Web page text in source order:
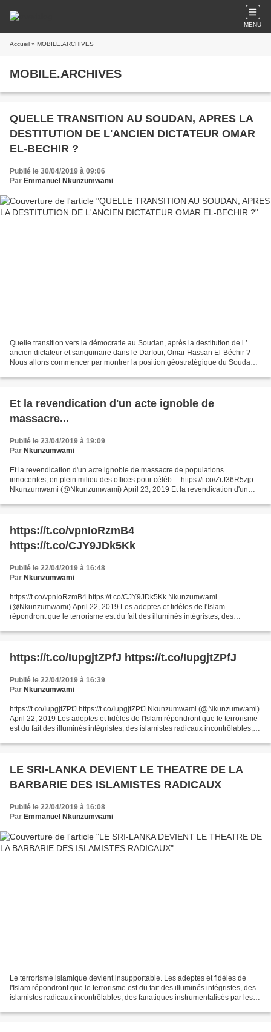
MENU
Accueil » MOBILE.ARCHIVES
MOBILE.ARCHIVES
QUELLE TRANSITION AU SOUDAN, APRES LA
DESTITUTION DE L'ANCIEN DICTATEUR OMAR
EL-BECHIR ?
Publié le 30/04/2019 à 09:06
Par Emmanuel Nkunzumwami
Quelle transition vers la démocratie au Soudan, après la destitution de l ’
ancien dictateur et sanguinaire dans le Darfour, Omar Hassan El-Béchir ?
Nous allons commencer par montrer la position géostratégique du Soudan
Et la revendication d'un acte ignoble de
massacre...
Publié le 23/04/2019 à 19:09
Par Nkunzumwami
Et la revendication d'un acte ignoble de massacre de populations
innocentes, en plein milieu des offices pour céléb… https://t.co/ZrJ36R5zjp
Nkunzumwami (@Nkunzumwami) April 23, 2019 Et la revendication d'un
https://t.co/vpnIoRzmB4
https://t.co/CJY9JDk5Kk
Publié le 22/04/2019 à 16:48
Par Nkunzumwami
https://t.co/vpnIoRzmB4 https://t.co/CJY9JDk5Kk Nkunzumwami
(@Nkunzumwami) April 22, 2019 Les adeptes et fidèles de l'Islam
répondront que le terrorisme est du fait des illuminés intégristes, des
https://t.co/IupgjtZPfJ https://t.co/IupgjtZPfJ
Publié le 22/04/2019 à 16:39
Par Nkunzumwami
https://t.co/IupgjtZPfJ https://t.co/IupgjtZPfJ Nkunzumwami (@Nkunzumwami)
April 22, 2019 Les adeptes et fidèles de l'Islam répondront que le terrorisme
est du fait des illuminés intégristes, des islamistes radicaux incontrôlables,
LE SRI-LANKA DEVIENT LE THEATRE DE LA
BARBARIE DES ISLAMISTES RADICAUX
Publié le 22/04/2019 à 16:08
Par Emmanuel Nkunzumwami
Le terrorisme islamique devient insupportable. Les adeptes et fidèles de
l'Islam répondront que le terrorisme est du fait des illuminés intégristes, des
islamistes radicaux incontrôlables, des fanatiques instrumentalisés par les